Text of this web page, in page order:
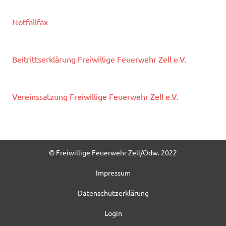
Notfallfax
Beitrittserklärung Freiwillige Feuerwehr Zell e.V.
Vereinssatzung Freiwillige Feuerwehr Zell e.V.
© Freiwillige Feuerwehr Zell/Odw. 2022
Impressum
Datenschutzerklärung
Login